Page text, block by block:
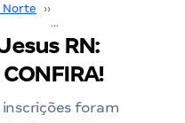
Norte ››
RN:
inscrições foram